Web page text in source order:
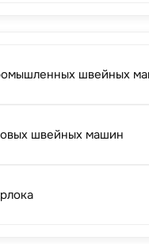
швейных
швейных машин